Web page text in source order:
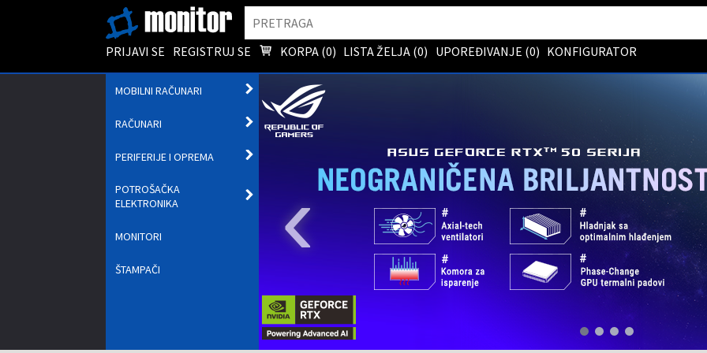
PRIJAVI SE REGISTRUJ SE KORPA (0) LISTA ŽELJA (0) UPOREĐIVANJE (0) KONFIGURATOR
MOBILNI RAČUNARI
PODMENI
RAČUNARI
OTVORI
PODMENI
PERIFERIJE I OPREMA
POTROŠAČKA
ELEKTRONIKA
MONITORI
ŠTAMPAČI ‹